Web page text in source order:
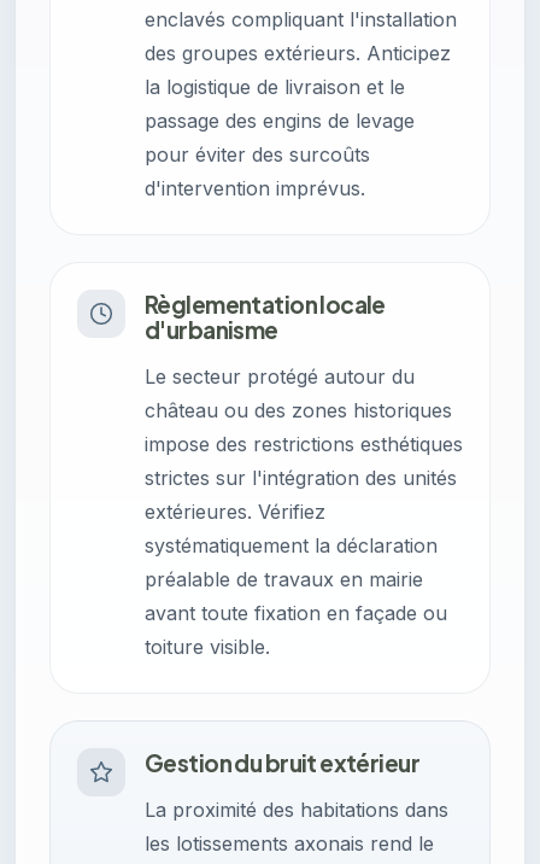
enclavés compliquant l'installation
des groupes extérieurs. Anticipez
la logistique de livraison et le
passage des engins de levage
pour éviter des surcoûts
d'intervention imprévus.
Règlementation locale
d'urbanisme
Le secteur protégé autour du
château ou des zones historiques
impose des restrictions esthétiques
strictes sur l'intégration des unités
extérieures. Vérifiez
systématiquement la déclaration
préalable de travaux en mairie
avant toute fixation en façade ou
toiture visible.
Gestion du bruit extérieur
La proximité des habitations dans
les lotissements axonais rend le